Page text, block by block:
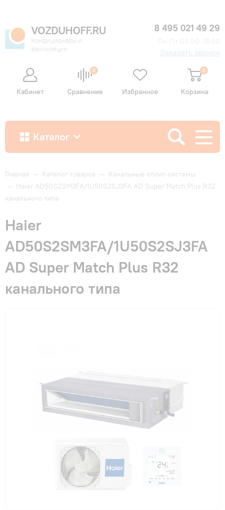
VOZDUHOFF.RU
Кондиционеры и
вентиляция
8 495 021 49 29
Заказать звонок
Кабинет
0
Сравнение Избранное
0
Корзина
Каталог
Как купить
Доставка и оплата
Гарантия и сервис
Монтаж
Контакты
Главная — Каталог товаров — Канальные сплит-системы
— Haier AD50S2SM3FA/1U50S2SJ3FA AD Super Match Plus R32
канального типа
Haier
AD50S2SM3FA/1U50S2SJ3FA
AD Super Match Plus R32
канального типа